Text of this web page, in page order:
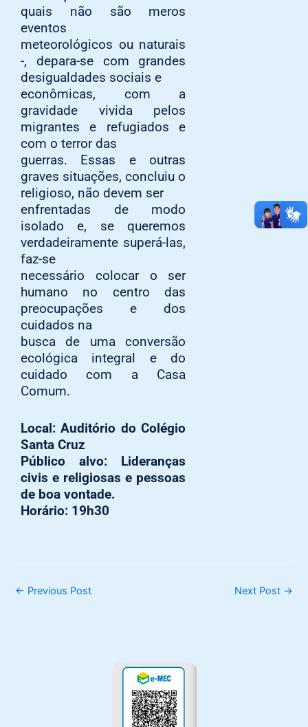
quais não são meros
eventos
meteorológicos ou naturais
-, depara-se com grandes
desigualdades sociais e
econômicas, com a
gravidade vivida pelos
migrantes e refugiados e
com o terror das
guerras. Essas e outras
graves situações, concluiu o
religioso, não devem ser
enfrentadas de modo
isolado e, se queremos
verdadeiramente superá-las,
faz-se
necessário colocar o ser
humano no centro das
preocupações e dos
cuidados na
busca de uma conversão
ecológica integral e do
cuidado com a Casa
Comum.
Local: Auditório do Colégio
Santa Cruz
Público alvo: Lideranças
civis e religiosas e pessoas
de boa vontade.
Horário: 19h30
← Previous Post Next Post →